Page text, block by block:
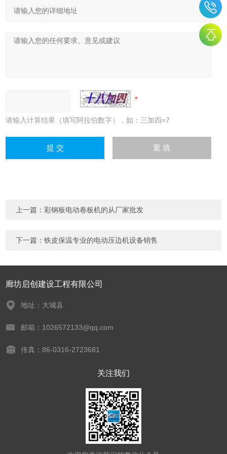
请输入计算结果（填写阿拉伯数字），如：三加四=7
上一篇：彩钢板电动卷板机的从厂家批发
下一篇：铁皮保温专业的电动压边机设备销售
廊坊启创建设工程有限公司
地址：大城县
邮箱：1026572133@qq.com
传真：86-0316-2723681
关注我们